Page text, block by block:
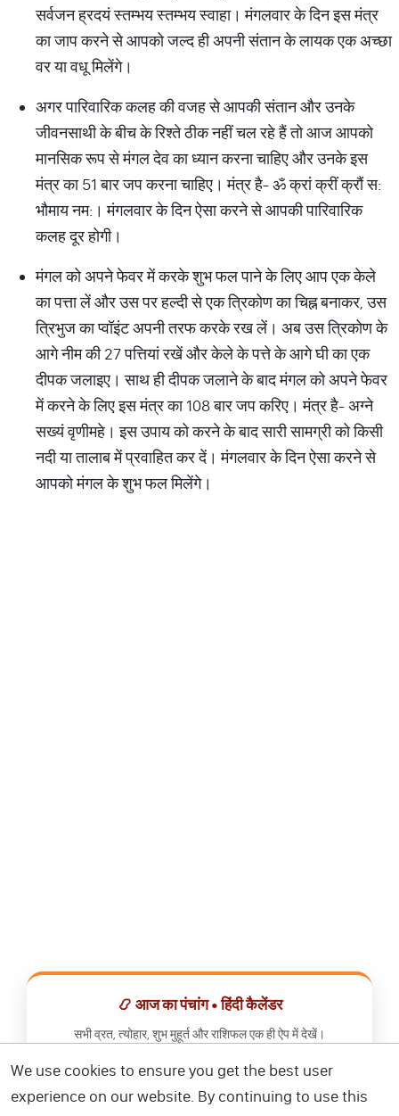
सर्वजन ह्रदयं स्तम्भय स्तम्भय स्वाहा। मंगलवार के दिन इस मंत्र
का जाप करने से आपको जल्द ही अपनी संतान के लायक एक अच्छा
वर या वधू मिलेंगे।
अगर पारिवारिक कलह की वजह से आपकी संतान और उनके
जीवनसाथी के बीच के रिश्ते ठीक नहीं चल रहे हैं तो आज आपको
मानसिक रूप से मंगल देव का ध्यान करना चाहिए और उनके इस
मंत्र का 51 बार जप करना चाहिए। मंत्र है- ॐ क्रां क्रीं क्रौं स:
भौमाय नम:। मंगलवार के दिन ऐसा करने से आपकी पारिवारिक
कलह दूर होगी।
मंगल को अपने फेवर में करके शुभ फल पाने के लिए आप एक केले
का पत्ता लें और उस पर हल्दी से एक त्रिकोण का चिह्न बनाकर, उस
त्रिभुज का प्वॉइंट अपनी तरफ करके रख लें। अब उस त्रिकोण के
आगे नीम की 27 पत्तियां रखें और केले के पत्ते के आगे घी का एक
दीपक जलाइए। साथ ही दीपक जलाने के बाद मंगल को अपने फेवर
में करने के लिए इस मंत्र का 108 बार जप करिए। मंत्र है- अग्ने
सख्यं वृणीमहे। इस उपाय को करने के बाद सारी सामग्री को किसी
नदी या तालाब में प्रवाहित कर दें। मंगलवार के दिन ऐसा करने से
आपको मंगल के शुभ फल मिलेंगे।
📿 आज का पंचांग • हिंदी कैलेंडर
सभी व्रत, त्योहार, शुभ मुहूर्त और राशिफल एक ही ऐप में देखें।
📅 हिंदी कैलेंडर ऐप डाउनलोड करें
We use cookies to ensure you get the best user
experience on our website. By continuing to use this